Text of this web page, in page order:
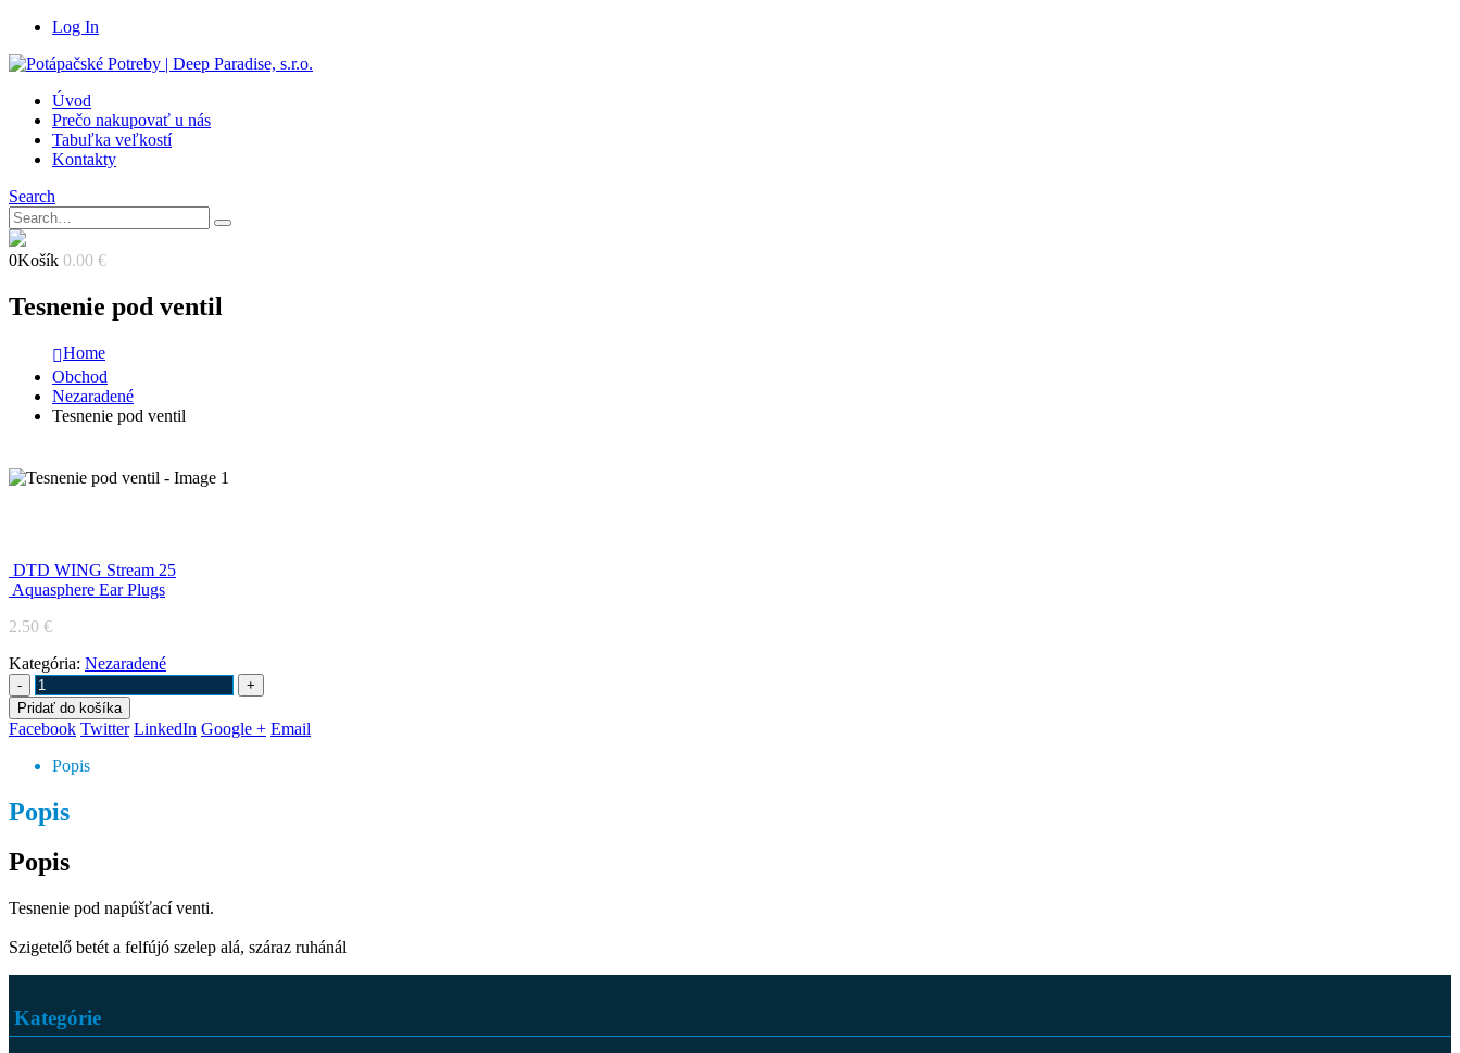
Log In
Úvod
Prečo nakupovať u nás
Tabuľka veľkostí
Kontakty
Search
0Košík 0.00 €
Tesnenie pod ventil
Home
Obchod
Nezaradené
Tesnenie pod ventil
DTD WING Stream 25
Aquasphere Ear Plugs
2.50 €
Kategória: Nezaradené
-
+
Pridať do košíka
Facebook Twitter LinkedIn Google + Email
Popis
Popis
Popis
Tesnenie pod napúšťací venti.
Szigetelő betét a felfújó szelep alá, száraz ruhánál
Kategórie